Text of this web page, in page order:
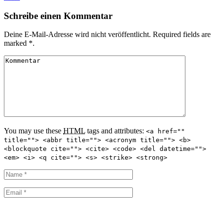
Schreibe einen Kommentar
Deine E-Mail-Adresse wird nicht veröffentlicht. Required fields are
marked *.
You may use these HTML tags and attributes: <a href=""
title=""> <abbr title=""> <acronym title=""> <b>
<blockquote cite=""> <cite> <code> <del datetime="">
<em> <i> <q cite=""> <s> <strike> <strong>